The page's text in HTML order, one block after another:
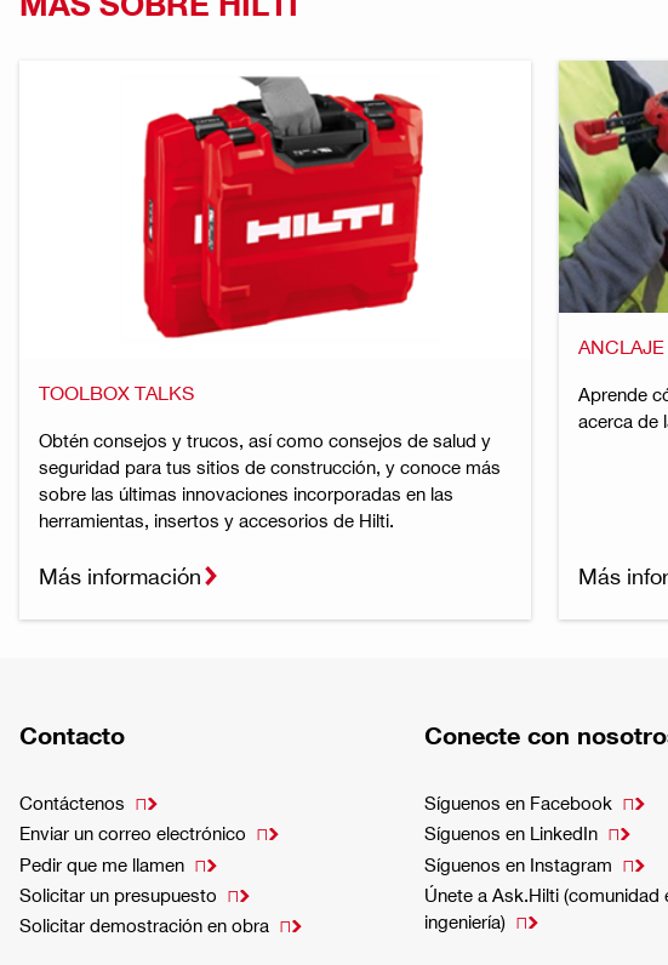
TOOLBOX TALKS
Obtén consejos y trucos, así como consejos de salud y
seguridad para tus sitios de construcción, y conoce más
sobre las últimas innovaciones incorporadas en las
herramientas, insertos y accesorios de Hilti.
Más información
Aprende
acerca de
Más
Contacto
Contáctenos 
Enviar un correo electrónico 
Pedir que me llamen 
Solicitar un presupuesto 
Solicitar demostración en obra 
Conecte con
Síguenos en Facebook 
Síguenos en LinkedIn 
Síguenos en Instagram 
Únete a Ask.Hilti (comunidad
ingeniería) 